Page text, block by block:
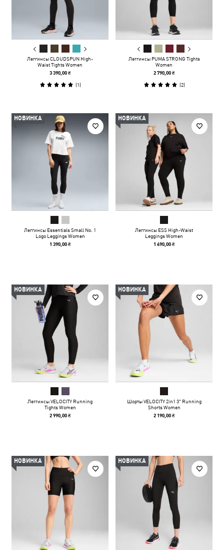
Леггинсы CLOUDSPUN High-
Waist Tights Women
3 390,00 ₴
(1)
Леггинсы PUMA STRONG Tights
Women
2 790,00 ₴
(2)
НОВИНКА
Леггинсы Essentials Small No. 1
Logo Leggings Women
1 390,00 ₴
НОВИНКА
Леггинсы ESS High-Waist
Leggings Women
1 690,00 ₴
НОВИНКА
Леггинсы VELOCITY Running
Tights Women
2 990,00 ₴
НОВИНКА
Шорты VELOCITY 2in1 3" Running
Shorts Women
2 190,00 ₴
НОВИНКА НОВИНКА